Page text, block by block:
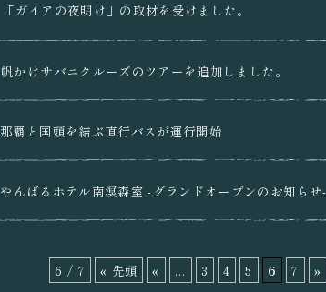
「ガイアの夜明け」の取材を受けました。
帆かけサバニクルーズのツアーを追加しました。
那覇と国頭を結ぶ直行バスが運行開始
やんばるホテル南溟森室 -グランドオープンのお知らせ-
6 / 7 « 先頭 « ... 3 4 5 6 7 »